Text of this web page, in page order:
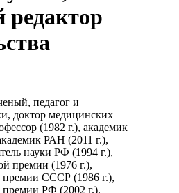
редактор
педагог и
доктор медицинских
(1982 г.), академик
РАН (2011 г.),
науки РФ (1994 г.),
премии (1976 г.),
премии СССР (1986 г.),
премии РФ (2002 г.),